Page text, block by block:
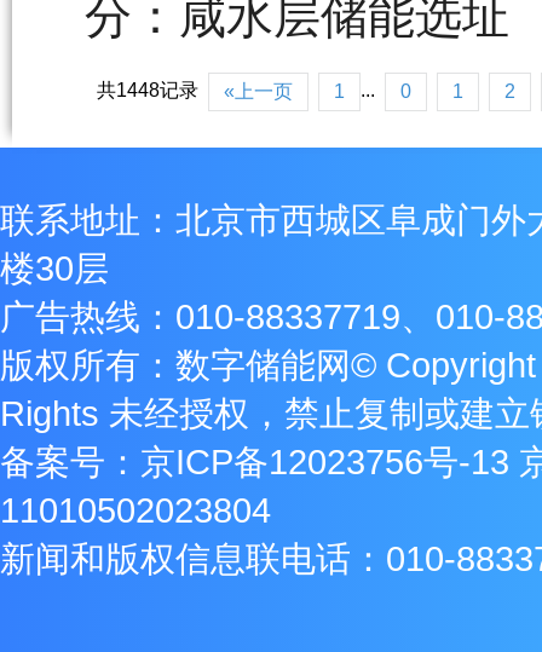
分：咸水层储能选址
共1448记录 «上一页 1 ... 0 1 2
联系地址：北京市西城区阜成门外
楼30层
广告热线：010-88337719、010-
版权所有：数字储能网©
Rights 未经授权，禁止复制或建立
备案号： 京ICP备12023756号-13
11010502023804
新闻和版权信息联电话：010-